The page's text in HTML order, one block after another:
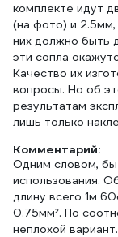
комплекте идут
(на фото) и 2.5мм,
них должно быть
эти сопла
Качество их
вопросы. Но об
результатам
лишь только
Комментарий:
Одним словом,
использования.
длину всего 1м
0.75мм². По
неплохой